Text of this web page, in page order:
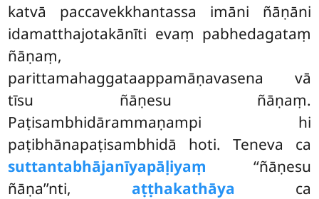
katvā paccavekkhantassa imāni ñāṇāni
idamatthajotakānīti evaṃ pabhedagataṃ
ñāṇaṃ,
parittamahaggataappamāṇavasena vā
tīsu ñāṇesu ñāṇaṃ.
Paṭisambhidārammaṇampi hi
paṭibhānapaṭisambhidā hoti. Teneva ca
suttantabhājanīyapāḷiyaṃ ‘‘ñāṇesu
ñāṇa’’nti, aṭṭhakathāya ca